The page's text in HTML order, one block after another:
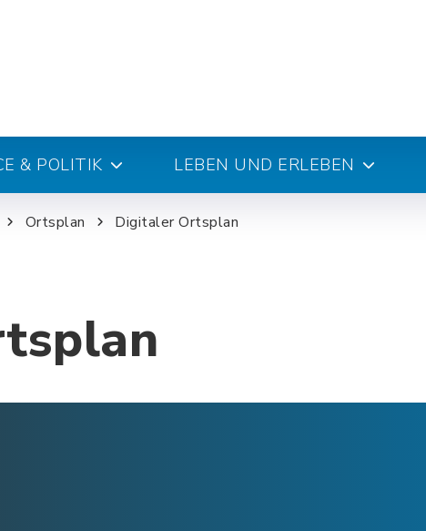
& POLITIK LEBEN UND ERLEBEN
Ortsplan Digitaler Ortsplan